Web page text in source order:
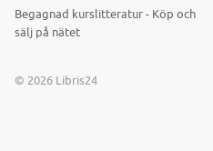
Begagnad kurslitteratur - Köp och
sälj på nätet
© 2026 Libris24